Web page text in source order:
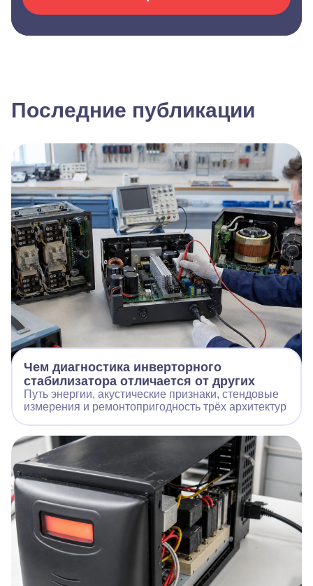
Последние публикации
Чем диагностика инверторного
стабилизатора отличается от других
Путь энергии, акустические признаки, стендовые
измерения и ремонтопригодность трёх архитектур